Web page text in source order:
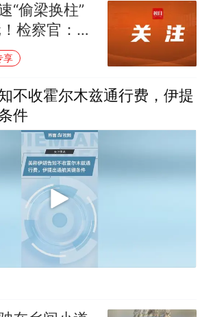
“偷梁换柱”
检察官：不
诈骗
享
不收霍尔木兹通行费，伊提
件